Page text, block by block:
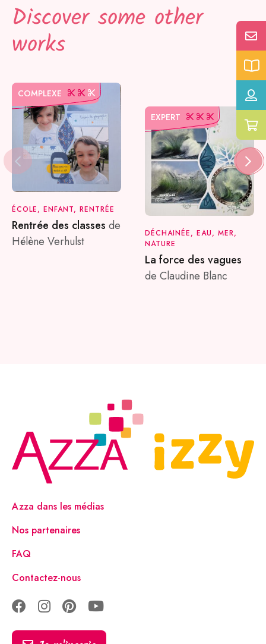
Discover some other
works
COMPLEXE
ÉCOLE, ENFANT, RENTRÉE
Rentrée des classes de
Hélène Verhulst
EXPERT
DÉCHAINÉE, EAU, MER,
NATURE
La force des vagues
de Claudine Blanc
Azza dans les médias
Nos partenaires
FAQ
Contactez-nous